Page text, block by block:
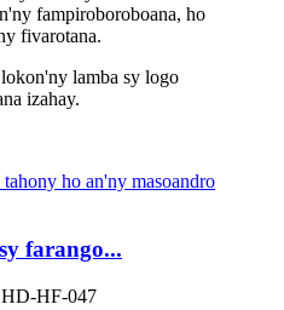
fampiroboroboana, ho
fivarotana.
lamba sy logo
izahay.
farango...
HD-HF-047